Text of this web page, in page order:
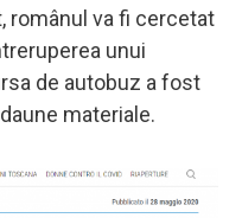
românul va fi cercetat
unui
de autobuz a fost
materiale.